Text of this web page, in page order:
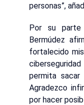
personas”,
Por su parte
Bermúdez
fortalecido
permita
Agradezco
por hacer